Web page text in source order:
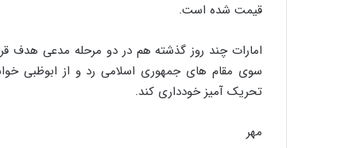
قیمت شده است.
امارات چند روز گذشته هم در دو مرحله مدعی هدف
سوی مقام های جمهوری اسلامی رد و از ابوظبی
تحریک آمیز خودداری کند.
مهر